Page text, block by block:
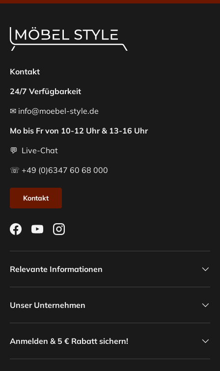
Kontakt
24/7 Verfügbarkeit
✉ info@moebel-style.de
Mo bis Fr von 10-12 Uhr & 13-16 Uhr
💬 Live-Chat
☏ +49 (0)6347 60 68 000
Kontakt
FacebookYouTubeInstagram
Relevante Informationen
Unser Unternehmen
Anmelden & 5 € Rabatt sichern!